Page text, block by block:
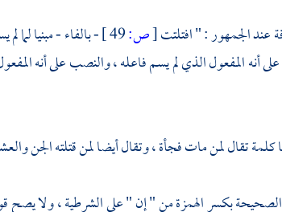
عند الجمهور : " افتلتت[ص:49 ]
- بالفاء - مبنيا لما
المفعول الذي لم يسم فاعله ، والنصب على أنه
تقال لمن مات فجأة ، وتقال أيضا لمن قتلته الجن
بكسر الهمزة من " إن " على الشرطية ، ولا يصح